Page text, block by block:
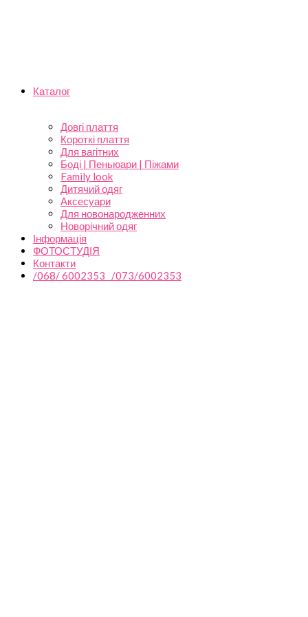
Каталог
Довгі плаття
Короткі плаття
Для вагітних
Боді | Пеньюари | Піжами
Family look
Дитячий одяг
Аксесуари
Для новонародженних
Новорічний одяг
Інформація
ФОТОСТУДІЯ
Контакти
/068/ 6002353 /073/6002353